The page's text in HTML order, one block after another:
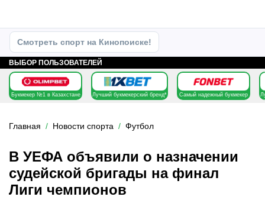
Смотреть спорт на Кинопоиске!
ВЫБОР ПОЛЬЗОВАТЕЛЕЙ
Букмекер №1 в Казахстане Лучший букмекерский бренд* Самый надежный букмекер
Главная Новости спорта Футбол
В УЕФА объявили о назначении
судейской бригады на финал
Лиги чемпионов